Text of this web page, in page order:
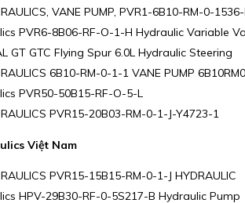
VANE PUMP, PVR1-6B10-RM-0-
PVR6-8B06-RF-O-1-H Hydraulic Variable
GT GTC Flying Spur 6.0L Hydraulic Steering
6B10-RM-0-1-1 VANE PUMP
PVR50-50B15-RF-O-5-L
PVR15-20B03-RM-0-1-J-Y4723-1
Việt Nam
PVR15-15B15-RM-0-1-J HYDRAULIC
HPV-29B30-RF-0-5S217-B Hydraulic Pump